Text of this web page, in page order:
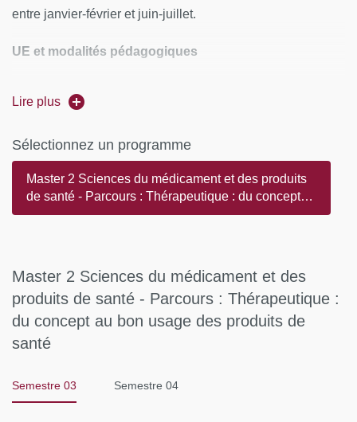
entre janvier-février et juin-juillet.
UE et modalités pédagogiques
écrit portant sur les UE suivies et par la note obtenue sur le
lieu en juin ou en septembre en fonction de l’avancement
du travail de recherche.
Lire plus
Sélectionnez un programme
Master 2 Sciences du médicament et des produits
de santé - Parcours : Thérapeutique : du concept
au bon usage des produits de santé
Master 2 Sciences du médicament et des
produits de santé - Parcours : Thérapeutique :
du concept au bon usage des produits de
santé
Semestre 03 Semestre 04